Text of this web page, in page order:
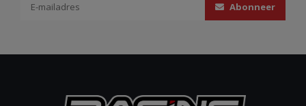
Abonneer